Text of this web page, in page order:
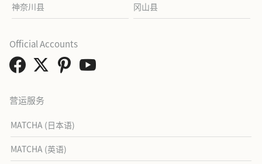
神奈川县 冈山县
营运服务
MATCHA (日本语)
MATCHA (英语)
Official Accounts